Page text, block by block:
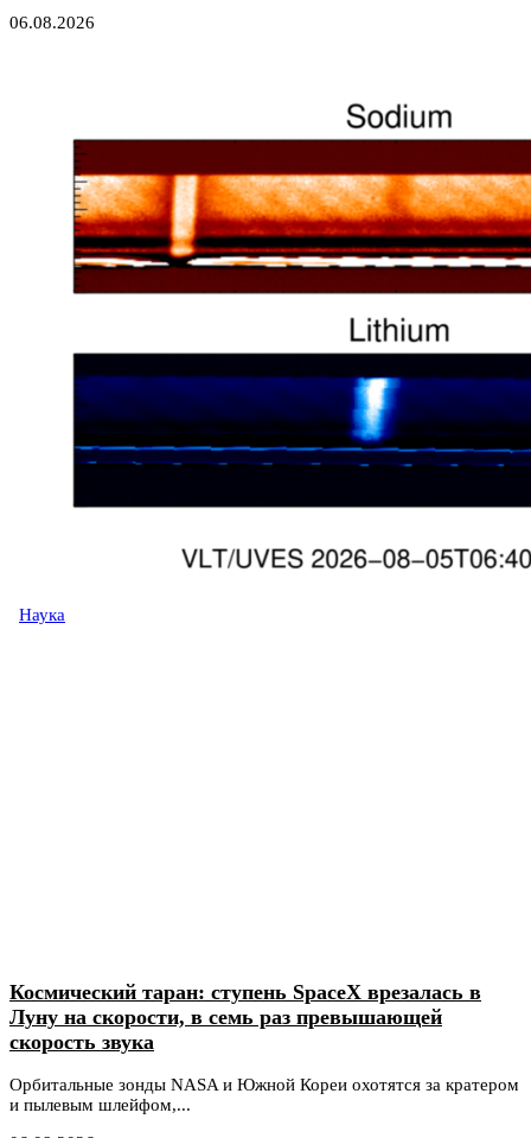
06.08.2026
Наука
Космический таран: ступень SpaceX врезалась в
Луну на скорости, в семь раз превышающей
скорость звука
Орбитальные зонды NASA и Южной Кореи охотятся за кратером
и пылевым шлейфом,...